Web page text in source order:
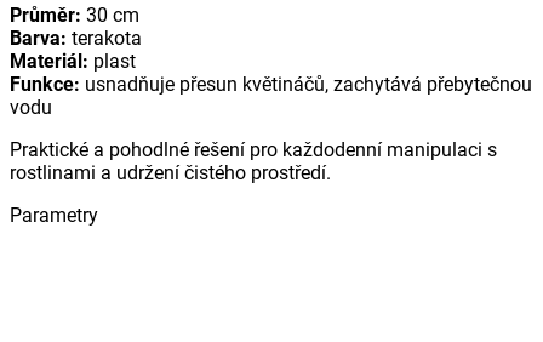
Průměr: 30 cm
Barva: terakota
Materiál: plast
Funkce: usnadňuje přesun květináčů, zachytává přebytečnou
vodu
Praktické a pohodlné řešení pro každodenní manipulaci s
rostlinami a udržení čistého prostředí.
Parametry